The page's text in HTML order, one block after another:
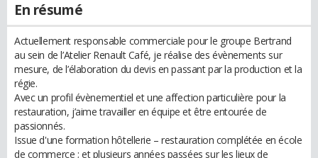
En résumé
Actuellement responsable commerciale pour le groupe Bertrand
au sein de l’Atelier Renault Café, je réalise des évènements sur
mesure, de l’élaboration du devis en passant par la production et la
régie.
Avec un profil évènementiel et une affection particulière pour la
restauration, j’aime travailler en équipe et être entourée de
passionnés.
Issue d'une formation hôtellerie – restauration complétée en école
de commerce ; et plusieurs années passées sur les lieux de